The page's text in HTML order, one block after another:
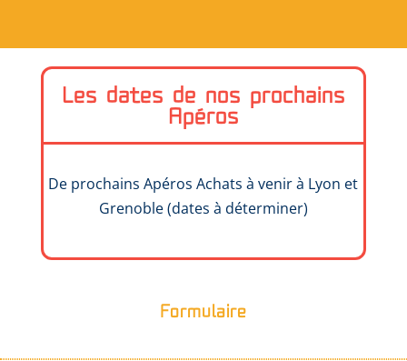
Les dates de nos prochains
Apéros
De prochains Apéros Achats à venir à Lyon et
Grenoble (dates à déterminer)
Formulaire